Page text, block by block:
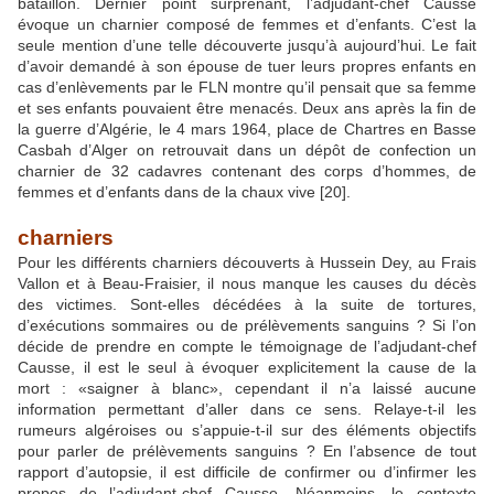
évoque un charnier composé de femmes et d’enfants. C’est la
seule mention d’une telle découverte jusqu’à aujourd’hui. Le fait
d’avoir demandé à son épouse de tuer leurs propres enfants en
cas d’enlèvements par le FLN montre qu’il pensait que sa femme
et ses enfants pouvaient être menacés. Deux ans après la fin de
la guerre d’Algérie, le 4 mars 1964, place de Chartres en Basse
Casbah d’Alger on retrouvait dans un dépôt de confection un
charnier de 32 cadavres contenant des corps d’hommes, de
femmes et d’enfants dans de la chaux vive [20]
charniers
Pour les différents charniers découverts à Hussein Dey, au Frais
Vallon et à Beau-Fraisier, il nous manque les causes du décès
des victimes. Sont-elles décédées à la suite de tortures,
d’exécutions sommaires ou de prélèvements sanguins ? Si l’on
décide de prendre en compte le témoignage de l’adjudant-chef
Causse, il est le seul à évoquer explicitement la cause de la
mort : «saigner à blanc», cependant il n’a laissé aucune
information permettant d’aller dans ce sens. Relaye-t-il les
rumeurs algéroises ou s’appuie-t-il sur des éléments objectifs
pour parler de prélèvements sanguins ? En l’absence de tout
rapport d’autopsie, il est difficile de confirmer ou d’infirmer les